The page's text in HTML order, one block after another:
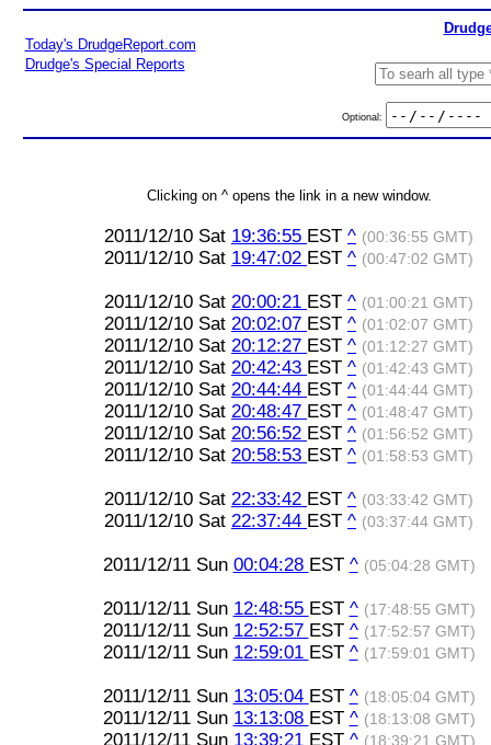
Today's DrudgeReport.com
Drudge's Special Reports
Optional:
Clicking on ^ opens the link in a new window.
2011/12/10 Sat 19:36:55 EST ^ (00:36:55 GMT)
2011/12/10 Sat 19:47:02 EST ^ (00:47:02 GMT)
2011/12/10 Sat 20:00:21 EST ^ (01:00:21 GMT)
2011/12/10 Sat 20:02:07 EST ^ (01:02:07 GMT)
2011/12/10 Sat 20:12:27 EST ^ (01:12:27 GMT)
2011/12/10 Sat 20:42:43 EST ^ (01:42:43 GMT)
2011/12/10 Sat 20:44:44 EST ^ (01:44:44 GMT)
2011/12/10 Sat 20:48:47 EST ^ (01:48:47 GMT)
2011/12/10 Sat 20:56:52 EST ^ (01:56:52 GMT)
2011/12/10 Sat 20:58:53 EST ^ (01:58:53 GMT)
2011/12/10 Sat 22:33:42 EST ^ (03:33:42 GMT)
2011/12/10 Sat 22:37:44 EST ^ (03:37:44 GMT)
2011/12/11 Sun 00:04:28 EST ^ (05:04:28 GMT)
2011/12/11 Sun 12:48:55 EST ^ (17:48:55 GMT)
2011/12/11 Sun 12:52:57 EST ^ (17:52:57 GMT)
2011/12/11 Sun 12:59:01 EST ^ (17:59:01 GMT)
2011/12/11 Sun 13:05:04 EST ^ (18:05:04 GMT)
2011/12/11 Sun 13:13:08 EST ^ (18:13:08 GMT)
2011/12/11 Sun 13:39:21 EST ^ (18:39:21 GMT)